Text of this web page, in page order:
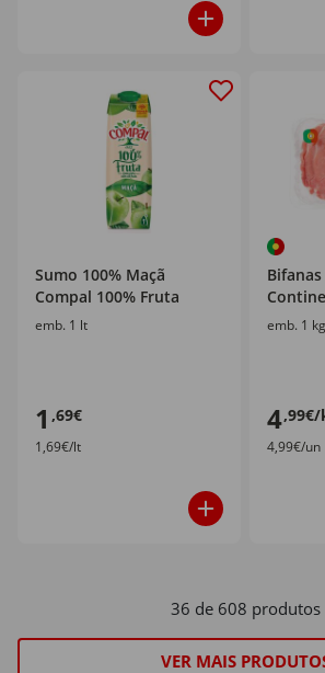
Sumo 100% Maçã
Compal 100% Fruta
emb. 1 lt
1 ,69€
1,69€/lt
emb. 1
4
4,99€/un
36 de 608 produtos
VER MAIS